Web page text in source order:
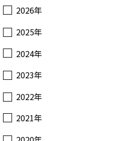
2026年
2025年
2024年
2023年
2022年
2021年